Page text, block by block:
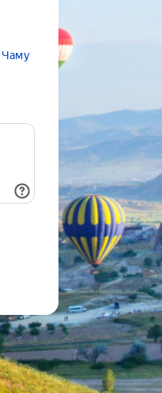
Чаму